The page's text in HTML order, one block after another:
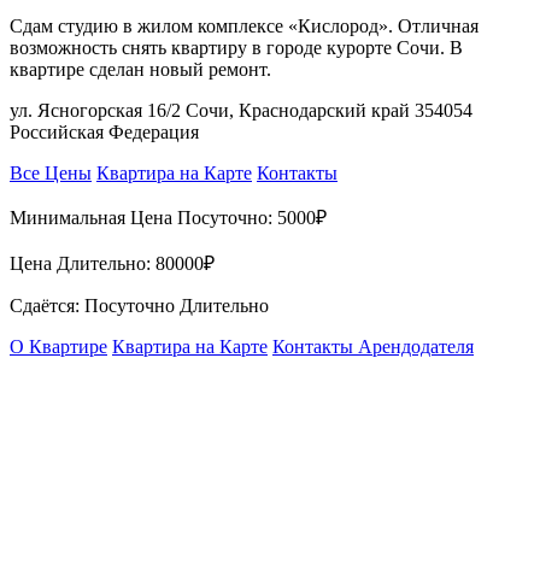
Сдам студию в жилом комплексе «Кислород». Отличная
возможность снять квартиру в городе курорте Сочи. В
квартире сделан новый ремонт.
ул. Ясногорская 16/2 Сочи, Краснодарский край 354054
Российская Федерация
Все Цены Квартира на Карте Контакты
Минимальная Цена Посуточно: 5000₽
Цена Длительно: 80000₽
Сдаётся: Посуточно Длительно
О Квартире Квартира на Карте Контакты Арендодателя